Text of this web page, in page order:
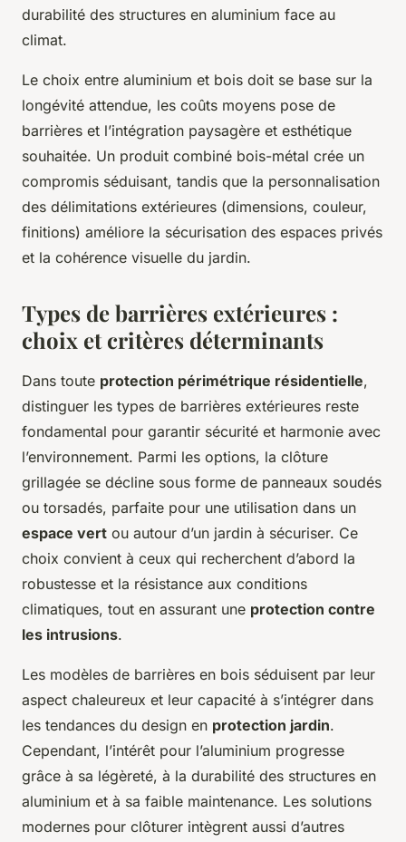
durabilité des structures en aluminium face au
climat.
Le choix entre aluminium et bois doit se base sur la
longévité attendue, les coûts moyens pose de
barrières et l’intégration paysagère et esthétique
souhaitée. Un produit combiné bois-métal crée un
compromis séduisant, tandis que la personnalisation
des délimitations extérieures (dimensions, couleur,
finitions) améliore la sécurisation des espaces privés
et la cohérence visuelle du jardin.
Types de barrières extérieures :
choix et critères déterminants
Dans toute protection périmétrique résidentielle,
distinguer les types de barrières extérieures reste
fondamental pour garantir sécurité et harmonie avec
l’environnement. Parmi les options, la clôture
grillagée se décline sous forme de panneaux soudés
ou torsadés, parfaite pour une utilisation dans un
espace vert ou autour d’un jardin à sécuriser. Ce
choix convient à ceux qui recherchent d’abord la
robustesse et la résistance aux conditions
climatiques, tout en assurant une protection contre
les intrusions.
Les modèles de barrières en bois séduisent par leur
aspect chaleureux et leur capacité à s’intégrer dans
les tendances du design en protection jardin.
Cependant, l’intérêt pour l’aluminium progresse
grâce à sa légèreté, à la durabilité des structures en
aluminium et à sa faible maintenance. Les solutions
modernes pour clôturer intègrent aussi d’autres